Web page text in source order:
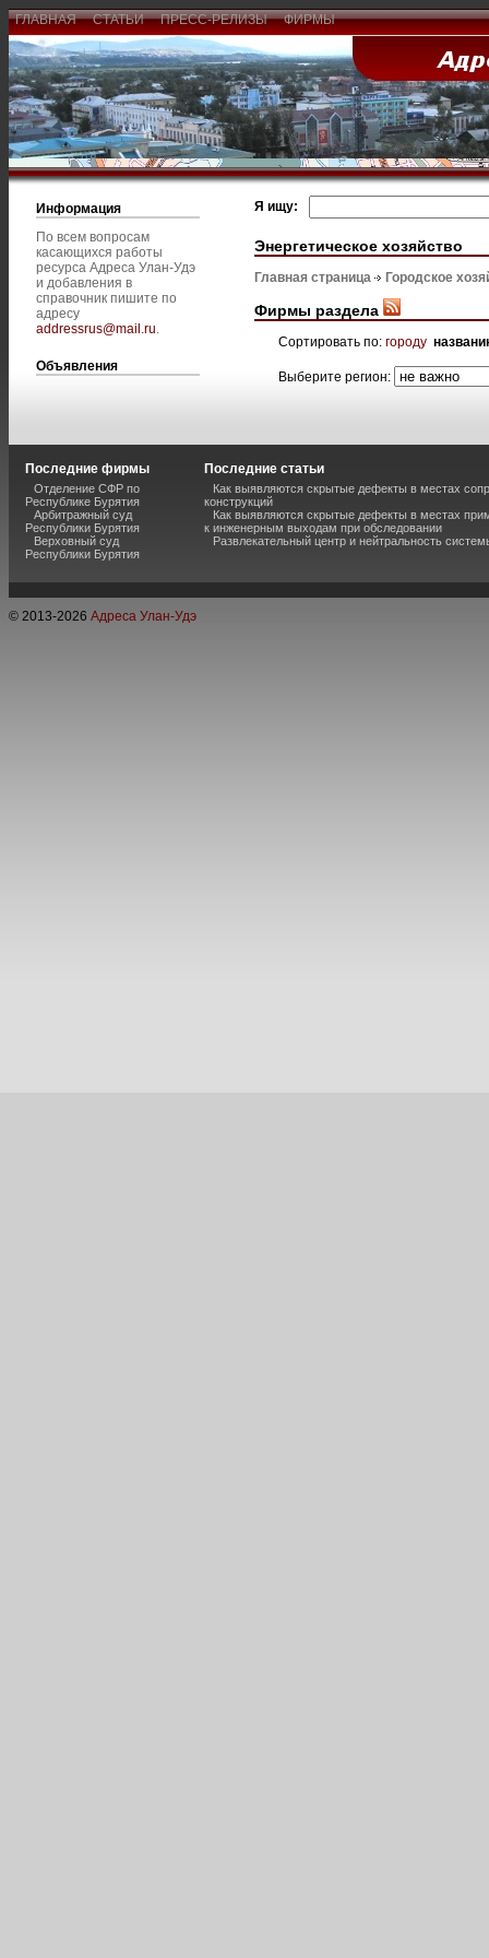
ГЛАВНАЯ СТАТЬИ ПРЕСС-РЕЛИЗЫ ФИРМЫ
Информация
По всем вопросам
касающихся работы
ресурса Адреса Улан-Удэ
и добавления в
справочник пишите по
адресу
addressrus@mail.ru.
Объявления
Я ищу:
Энергетическое хозяйство
Главная страница Городское
Фирмы раздела
Сортировать по: городу
Выберите регион:
Последние фирмы
Отделение СФР по
Республике Бурятия
Арбитражный суд
Республики Бурятия
Верховный суд
Республики Бурятия
Последние статьи
Как выявляются скрытые дефекты в местах
конструкций
Как выявляются скрытые дефекты в местах
к инженерным выходам при обследовании
Развлекательный центр и нейтральность
© 2013-2026 Адреса Улан-Удэ